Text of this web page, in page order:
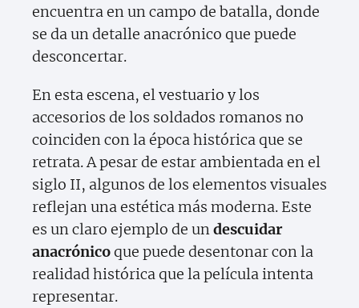
encuentra en un campo de batalla, donde
se da un detalle anacrónico que puede
desconcertar.
En esta escena, el vestuario y los
accesorios de los soldados romanos no
coinciden con la época histórica que se
retrata. A pesar de estar ambientada en el
siglo II, algunos de los elementos visuales
reflejan una estética más moderna. Este
es un claro ejemplo de undescuidar
anacrónicoque puede desentonar con la
realidad histórica que la película intenta
representar.